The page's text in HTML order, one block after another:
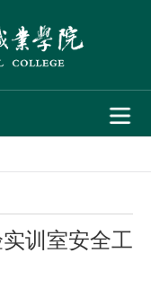
训室安全工